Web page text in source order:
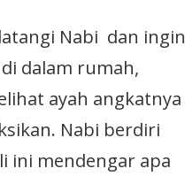
Nabi dan ingin
dalam rumah,
ayah angkatnya
Nabi berdiri
ini mendengar apa